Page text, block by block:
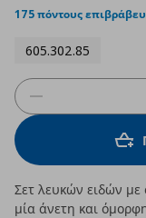
175 πόντους
605.302.85
Σετ λευκών ειδών με
μία άνετη και